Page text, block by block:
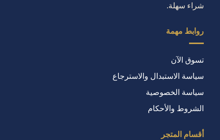
شراء سهلة.
روابط مهمة
تسوق الآن
سياسة الاستبدال والاسترجاع
سياسة الخصوصية
الشروط والأحكام
أقسام المتجر